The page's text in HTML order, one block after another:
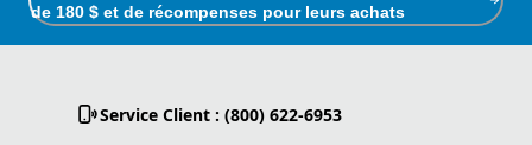
de 180 $ et de récompenses pour leurs achats
Service Client : (800) 622-6953